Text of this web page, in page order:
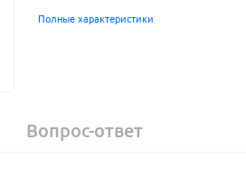
Полные характеристики
Вопрос-ответ